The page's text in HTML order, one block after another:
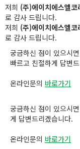
저희 (주)에이치에스엘코
로 감사 드립니다.
저희 (주)에이치에스엘코
로 감사 드립니다.
궁금하신 점이 있으시
빠르고 친절하게 답변
온라인문의 바로가기
궁금하신 점이 있으시
게 답변드리겠습니다.
온라인문의 바로가기